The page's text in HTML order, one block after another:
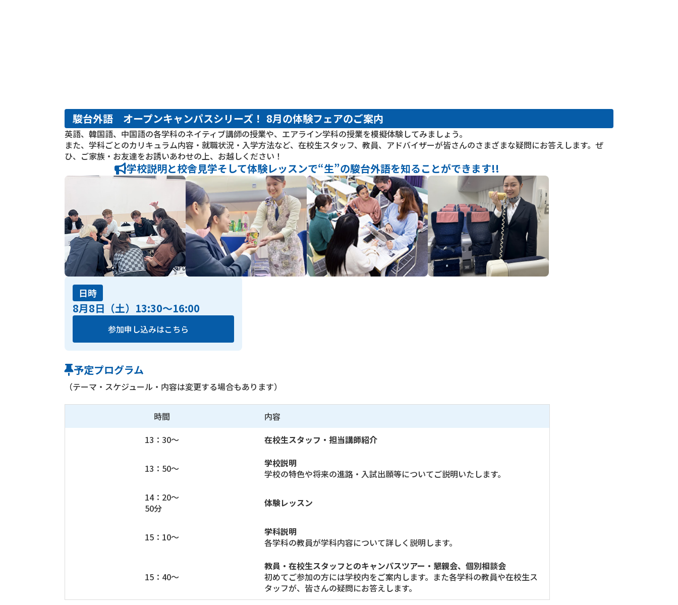
駿台外語 オープンキャンパスシリーズ！ 8月の体験フェアのご案内
英語、韓国語、中国語の各学科のネイティブ講師の授業や、エアライン学科の授業を模擬体験してみましょう。
また、学科ごとのカリキュラム内容・就職状況・入学方法など、在校生スタッフ、教員、アドバイザーが皆さんのさまざまな疑問にお答えします。ぜ
ひ、ご家族・お友達をお誘いあわせの上、お越しください！
学校説明と校舎見学そして体験レッスンで“生”の駿台外語を知ることができます!!
日時
8月8日（土）13:30〜16:00
参加申し込みはこちら
予定プログラム
（テーマ・スケジュール・内容は変更する場合もあります）
時間
内容
13：30～
在校生スタッフ・担当講師紹介
13：50～
学校説明
学校の特色や将来の進路・入試出願等についてご説明いたします。
14：20～
50分
体験レッスン
15：10～
学科説明
各学科の教員が学科内容について詳しく説明します。
15：40～
教員・在校生スタッフとのキャンパスツアー・懇親会、個別相談会
初めてご参加の方には学校内をご案内します。また各学科の教員や在校生ス
タッフが、皆さんの疑問にお答えします。